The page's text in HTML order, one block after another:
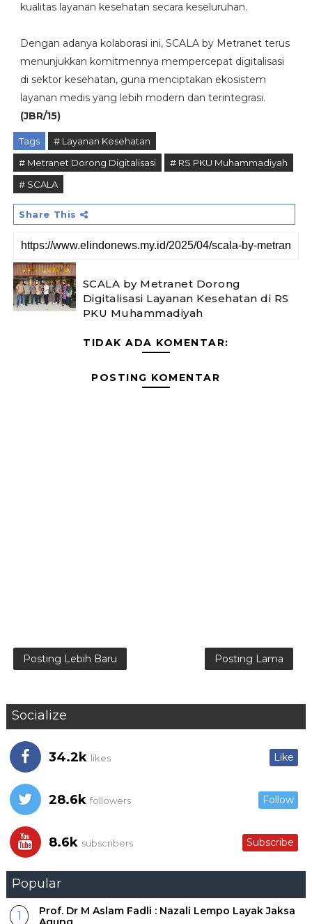
kualitas layanan kesehatan secara keseluruhan.
Dengan adanya kolaborasi ini, SCALA by Metranet terus
menunjukkan komitmennya mempercepat digitalisasi
di sektor kesehatan, guna menciptakan ekosistem
layanan medis yang lebih modern dan terintegrasi.
(JBR/15)
Tags
# Layanan Kesehatan
# Metranet Dorong Digitalisasi
# RS PKU Muhammadiyah
# SCALA
Share This
SCALA by Metranet Dorong
Digitalisasi Layanan Kesehatan di RS
PKU Muhammadiyah
TIDAK ADA KOMENTAR:
POSTING KOMENTAR
Posting Lebih Baru Posting Lama
Socialize
34.2k likes Like
28.6k followers Follow
8.6k subscribers Subscribe
Popular
Prof. Dr M Aslam Fadli : Nazali Lempo Layak Jaksa